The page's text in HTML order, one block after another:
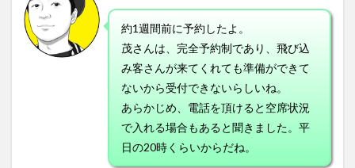
約1週間前に予約したよ。
茂さんは、完全予約制であり、飛び込
み客さんが来てくれても準備ができて
ないから受付できないらしいね。
あらかじめ、電話を頂けると空席状況
で入れる場合もあると聞きました。平
日の20時くらいからだね。